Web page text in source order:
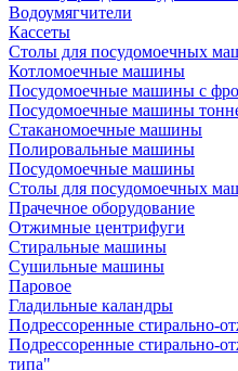
Водоумягчители
Кассеты
Столы для посудомоечных
Котломоечные машины
Посудомоечные машины с
Посудомоечные машины
Стаканомоечные машины
Полировальные машины
Посудомоечные машины
Столы для посудомоечных
Прачечное оборудование
Отжимные центрифуги
Стиральные машины
Сушильные машины
Паровое
Гладильные каландры
Подрессоренные стирально-
Подрессоренные стирально-
типа"